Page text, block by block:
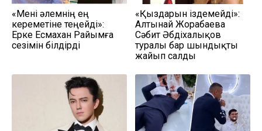
«Мені әлемнің ең
кереметіне теңейді»:
Ерке Есмахан Райымға
сезімін білдірді
«Қыздарын іздемейді»:
Алтынай Жорабаева
Сәбит Әбдіхалықов
туралы бар шындықты
жайып салды